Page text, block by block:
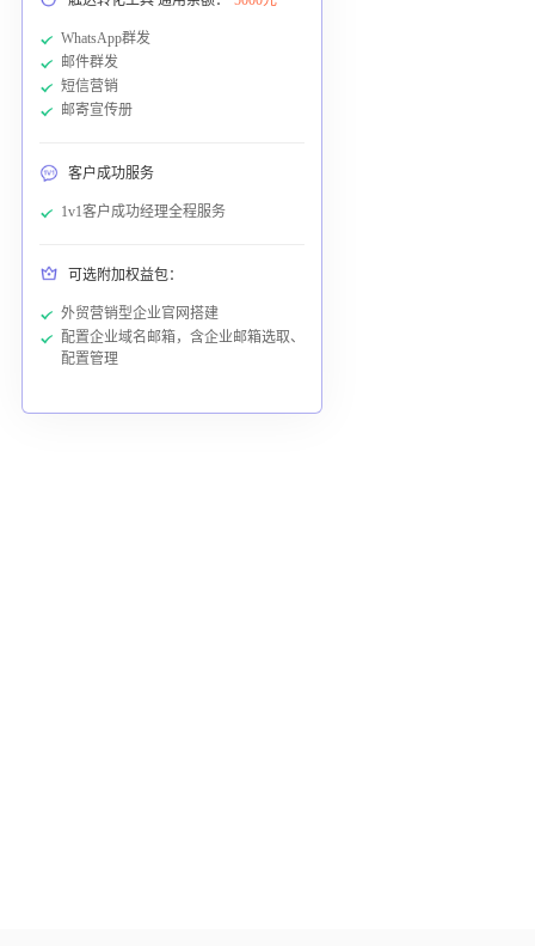
WhatsApp群发
邮件群发
短信营销
邮寄宣传册
客户成功服务
1v1客户成功经理全程服务
可选附加权益包：
外贸营销型企业官网搭建
配置企业域名邮箱，含企业邮箱选取、
配置管理